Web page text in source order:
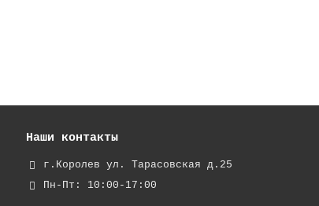
Наши контакты
г.Королев ул. Тарасовская д.25
Пн-Пт: 10:00-17:00